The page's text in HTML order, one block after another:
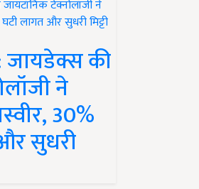
जायडेक्स की
ने
30%
सुधरी